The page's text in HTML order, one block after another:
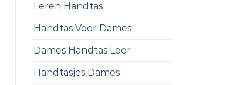
Leren Handtas
Handtas Voor Dames
Dames Handtas Leer
Handtasjes Dames